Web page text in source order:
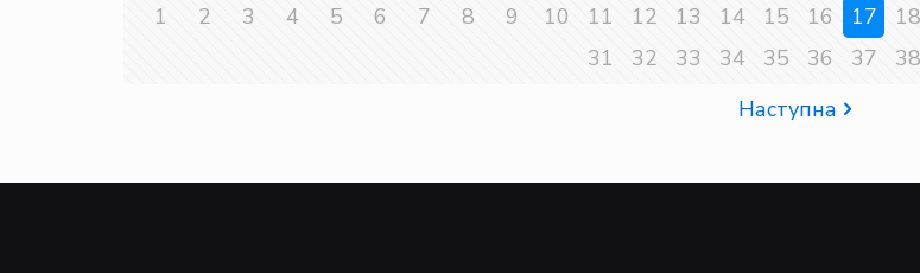
1 2 3 4 5 6 7 8 9 10 11 12 13 14 15 16 17 18
31
32 33 34 35 36 37 38
Наступна